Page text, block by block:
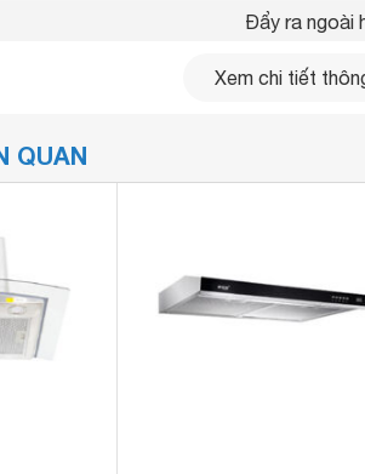
Đẩy ra ngoài
Inox, kính
Lưới lọc hợp
Xem chi tiết
QUAN